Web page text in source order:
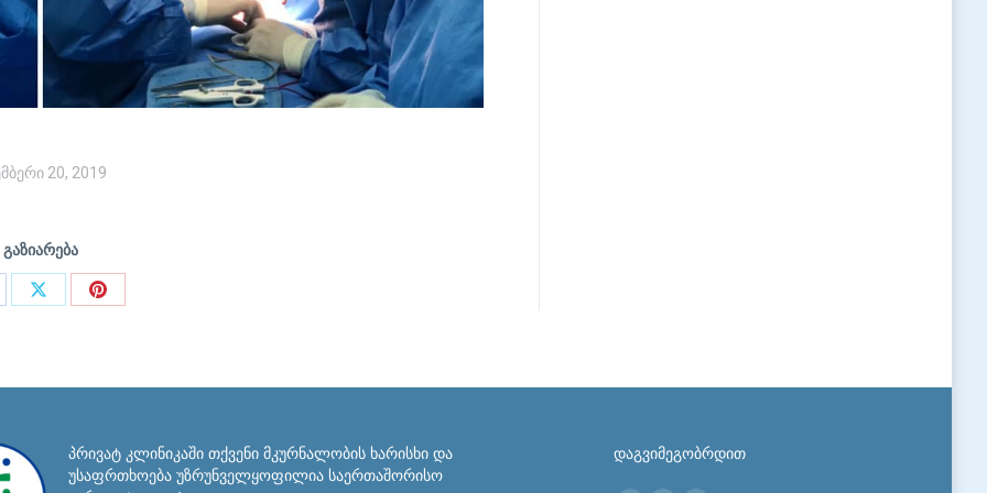
20, 2019
გაზიარება
Share
Share
პრივატ კლინიკაში თქვენი მკურნალობის ხარისხი და
უსაფრთხოება უზრუნველყოფილია საერთაშორისო
დაგვიმეგობრდით